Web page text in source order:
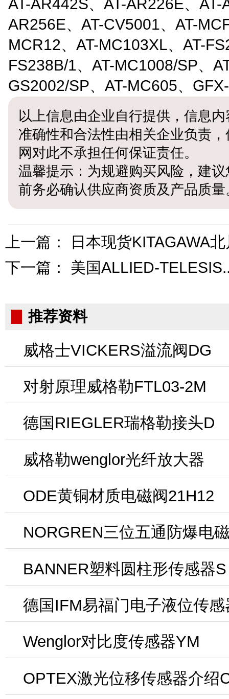
AT-AR442S、AT-AR226E、AT-
AR256E、AT-CV5001、AT-
MCR12、AT-MC103XL、AT-
FS238B/1、AT-MC1008/SP、
GS2002/SP、AT-MC605、
以上信息由企业自行提供，信息
准确性和合法性由相关企业负责
网对此不承担任何保证责任。
温馨提示：为规避购买风险，建
前务必确认供应商资质及产品质量
上一篇：
日本现货KITAGAWA
下一篇： 美国ALLIED-
推荐资料
威格士VICKERS溢流阀DG
对射原理威格勒FTL03-2M
德国RIEGLER瑞格勒接头D
威格勒wenglor光纤放大器
ODE黄铜材质电磁阀21H12
NORGREN三位五通防爆电
BANNER塑料圆柱形传感器S
德国IFM易福门电子液位传感
Wenglor对比度传感器YM
OPTEX激光位移传感器介绍